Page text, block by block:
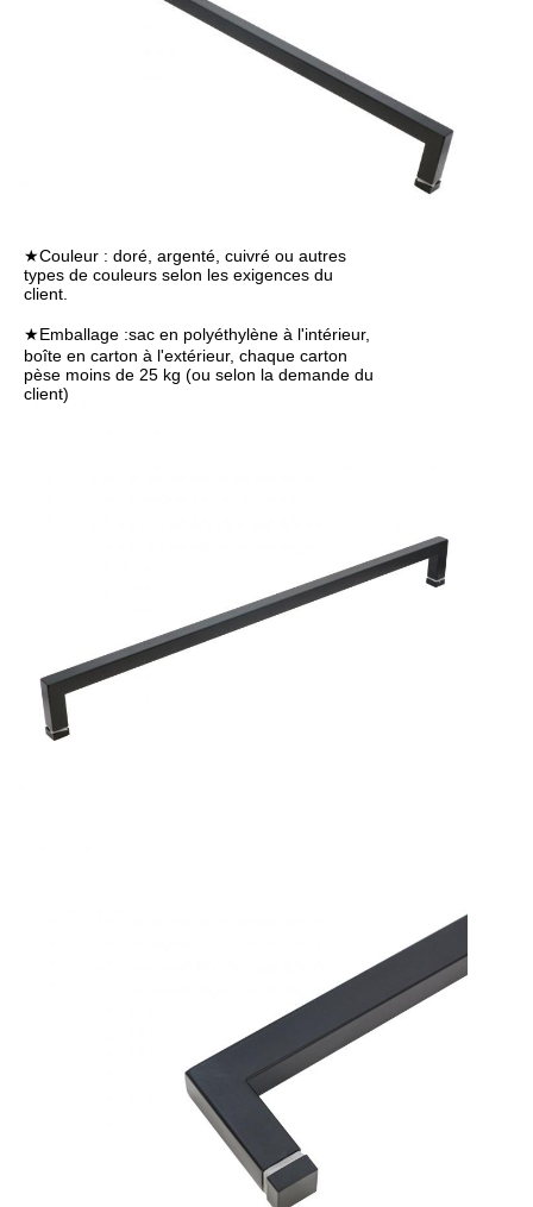
★Couleur : doré, argenté, cuivré ou autres
types de couleurs selon les exigences du
client.
★Emballage :sac en polyéthylène à l'intérieur,
boîte en carton à l'extérieur, chaque carton
pèse moins de 25 kg (ou selon la demande du
client)